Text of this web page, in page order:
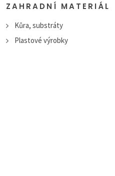
ZAHRADNÍ MATERIÁL
Kůra, substráty
Plastové výrobky